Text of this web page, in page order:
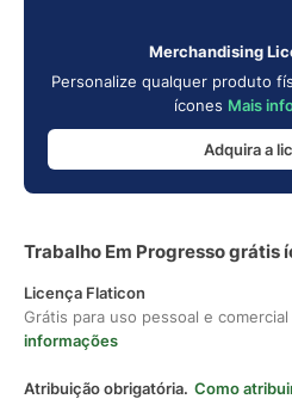
Merchandising
Personalize qualquer produto
ícones Mais
Adquira a
Trabalho Em Progresso grátis
Licença Flaticon
Grátis para uso pessoal e
informações
Atribuição obrigatória. Como